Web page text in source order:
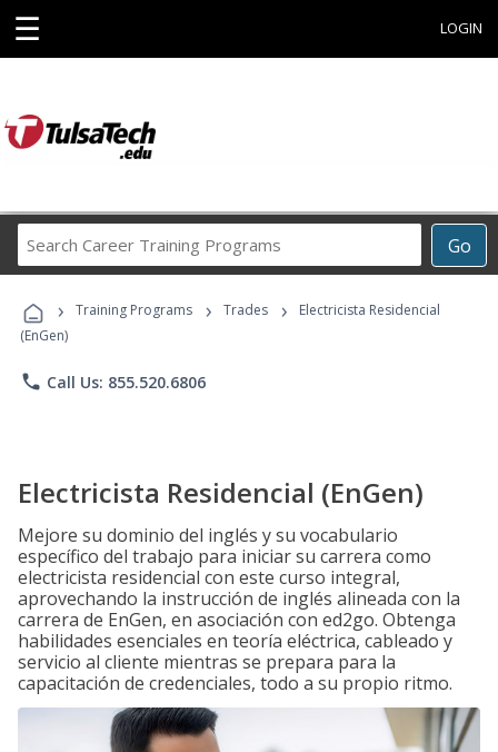
☰ LOGIN
Go
Career
Programs
› Training Programs › Trades ›
Electricista Residencial
(EnGen)
phone Call Us: 855.520.6806
Electricista Residencial (EnGen)
Mejore su dominio del inglés y su vocabulario
específico del trabajo para iniciar su carrera como
electricista residencial con este curso integral,
aprovechando la instrucción de inglés alineada con la
carrera de EnGen, en asociación con ed2go. Obtenga
habilidades esenciales en teoría eléctrica, cableado y
servicio al cliente mientras se prepara para la
capacitación de credenciales, todo a su propio ritmo.